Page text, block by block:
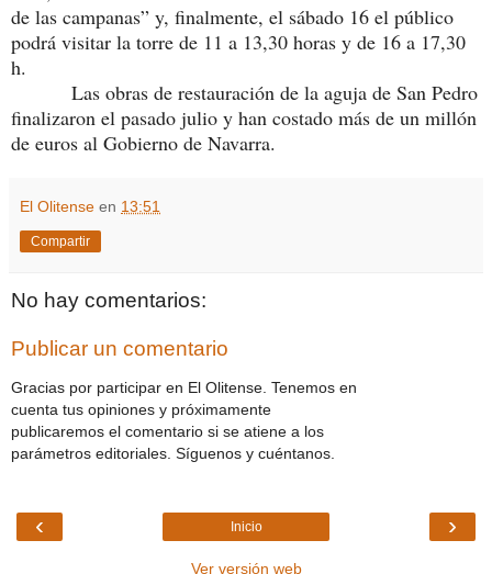
de las campanas” y, finalmente, el sábado 16 el público
podrá visitar la torre de 11 a 13,30 horas y de 16 a 17,30
h.
Las obras de restauración de la aguja de San Pedro
finalizaron el pasado julio y han costado más de un millón
de euros al Gobierno de Navarra.
El Olitense en 13:51
Compartir
No hay comentarios:
Publicar un comentario
Gracias por participar en El Olitense. Tenemos en
cuenta tus opiniones y próximamente
publicaremos el comentario si se atiene a los
parámetros editoriales. Síguenos y cuéntanos.
‹ ›
Inicio
Ver versión web